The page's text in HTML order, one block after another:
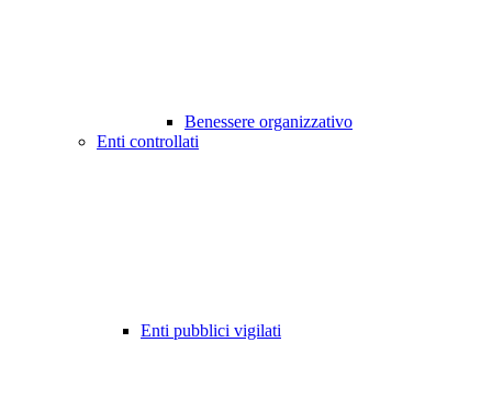
Benessere organizzativo
Enti controllati
Enti pubblici vigilati